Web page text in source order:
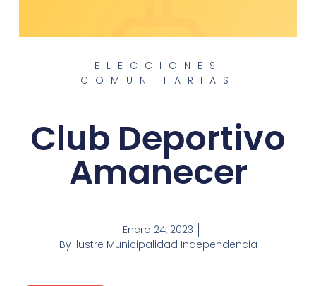
ELECCIONES
COMUNITARIAS
Club Deportivo
Amanecer
Enero 24, 2023
ByIlustre Municipalidad Independencia